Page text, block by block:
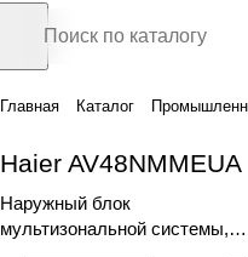
Главная Каталог
Haier AV48NMMEUA
Наружный блок
мультизональной системы,